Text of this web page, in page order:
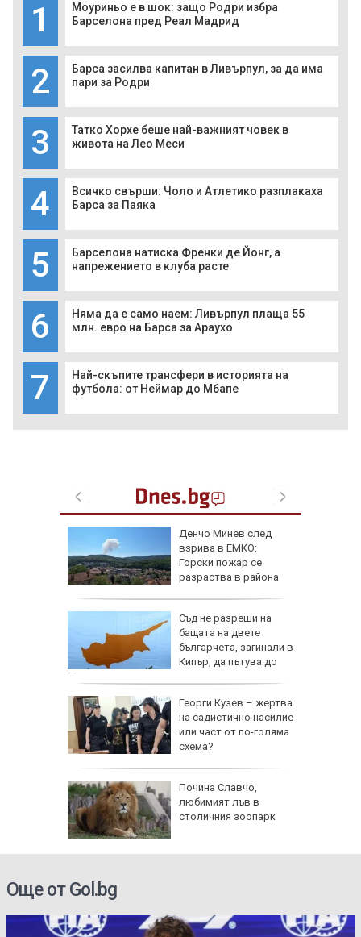
1
Моуриньо е в шок: защо Родри избра
Барселона пред Реал Мадрид
2
Барса засилва капитан в Ливърпул, за да има
пари за Родри
3
Татко Хорхе беше най-важният човек в
живота на Лео Меси
4
Всичко свърши: Чоло и Атлетико разплакаха
Барса за Паяка
5
Барселона натиска Френки де Йонг, а
напрежението в клуба расте
6
Няма да е само наем: Ливърпул плаща 55
млн. евро на Барса за Араухо
7
Най-скъпите трансфери в историята на
футбола: от Неймар до Мбапе
Денчо Минев след
взрива в ЕМКО:
Горски пожар се
разраства в района
Съд не разреши на
бащата на двете
българчета, загинали в
Кипър, да пътува до
България
Георги Кузев – жертва
на садистично насилие
или част от по-голяма
схема?
Почина Славчо,
любимият лъв в
столичния зоопарк
Още от Gol.bg